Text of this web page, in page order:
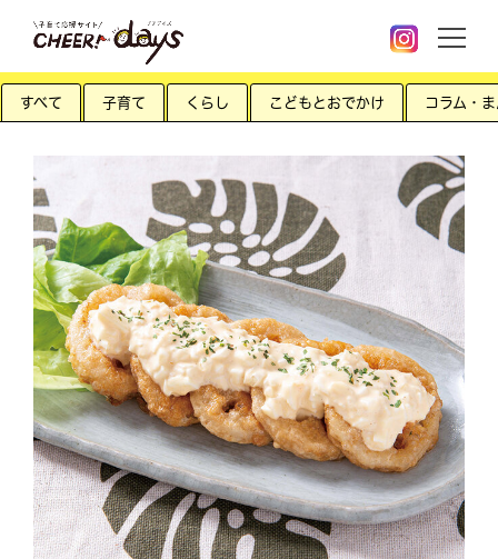
すべて 子育て くらし こどもとおでかけ コラム・